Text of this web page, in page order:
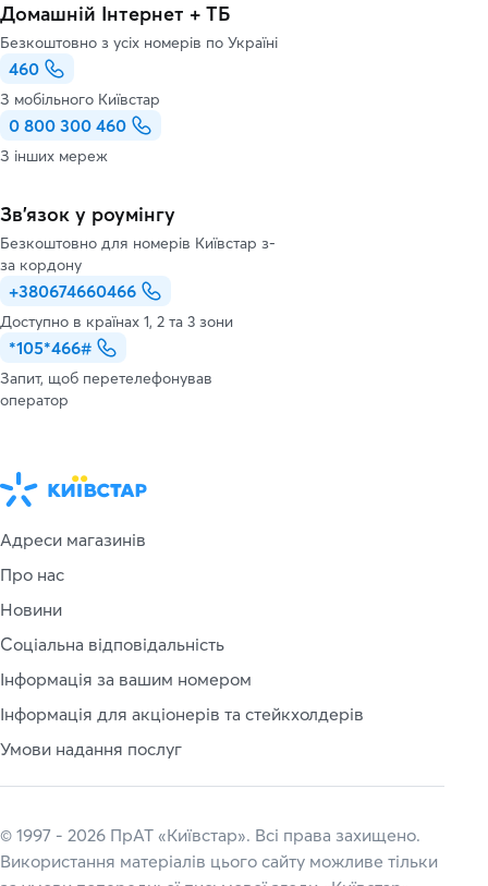
Домашній Інтернет + ТБ
Безкоштовно з усіх номерів по Україні
460
З мобільного Київстар
0 800 300 460
З інших мереж
Зв’язок у роумінгу
Безкоштовно для номерів Київстар з-
за кордону
+380674660466
Доступно в країнах 1, 2 та 3 зони
*105*466#
Запит, щоб перетелефонував
оператор
Адреси магазинів
Про нас
Новини
Соціальна відповідальність
Інформація за вашим номером
Інформація для акціонерів та стейкхолдерів
Умови надання послуг
© 1997 - 2026 ПрАТ «Київстар». Всі права захищено.
Використання матеріалів цього сайту можливе тільки